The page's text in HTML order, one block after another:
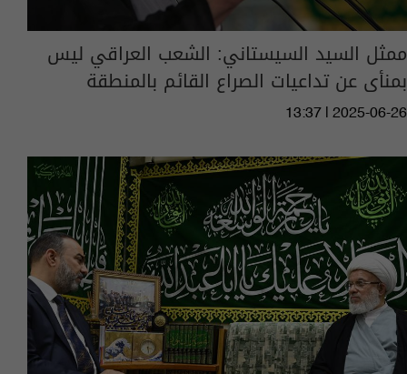
ممثل السيد السيستاني: الشعب العراقي ليس
بمنأى عن تداعيات الصراع القائم بالمنطقة
13:37 | 2025-06-26